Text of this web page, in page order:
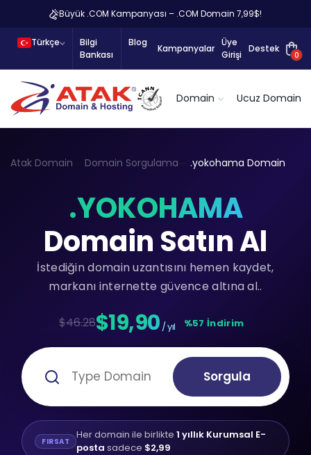
Büyük .COM Kampanyası – .COM Domain 7,99$!
Türkçe
Bilgi
Bankası
Blog
Kampanyalar
Üye
Girişi
Destek
0
Domain Ucuz Domain
Atak Domain Domain Sorgulama .yokohama Domain
.YOKOHAMA
Domain Satın Al
İstediğin domain uzantısını hemen kaydet,
markanı internette güvence altına al..
$46.28$19,90 / yıl %57 İndirim
Sorgula
FIRSAT Her domain ile birlikte 1 yıllık Kurumsal E-
posta sadece $2,99